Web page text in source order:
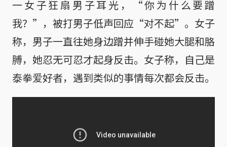
一女子狂扇男子耳光，“你为什么要蹭
我？”，被打男子低声回应“对不起”。女子
称，男子一直往她身边蹭并伸手碰她大腿和胳
膊，她忍无可忍才起身反击。女子称，自己是
泰拳爱好者，遇到类似的事情每次都会反击。